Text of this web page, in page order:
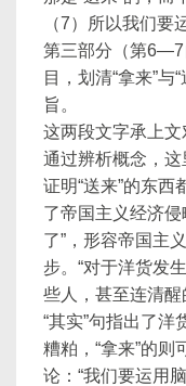
（7）所以我们要
第三部分（第6—7
目，划清“拿来”与
旨。
这两段文字承上文
通过辨析概念，
证明“送来”的东西
了帝国主义经济
了”，形容帝国主
步。“对于洋货发
些人，甚至连清醒
“其实”句指出了洋
糟粕，“拿来”的
论：“我们要运用